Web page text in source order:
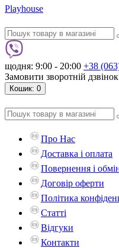
Playhouse
щодня: 9:00 - 20:00 +38
Замовити зворотній дзвінок
Кошик: 0
Про Нас
Доставка і оплата
Повернення і
Договір оферти
Політика
Статті
Відгуки
Контакти